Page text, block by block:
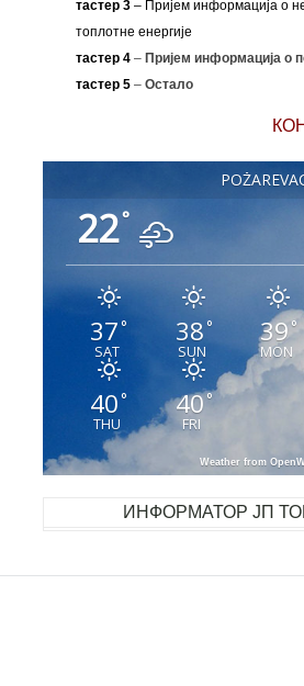
тастер 3– Пријем информација о
топлотне енергије
тастер 4 – Пријем информација о
тастер 5 – Остало
22°
37°
SAT
38 °
SUN
39°
MON
40°
THU
40°
FRI
Weather from
ИНФОРМАТОР ЈП